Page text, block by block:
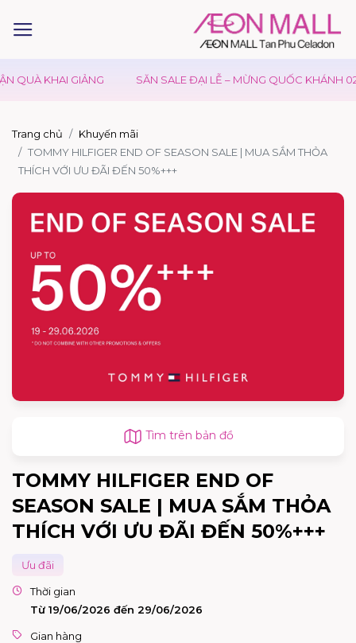
QUÀ KHAI GIẢNG SĂN SALE ĐẠI LỄ – MỪNG QUỐC KHÁNH 02/
Trang chủ
Khuyến mãi
TOMMY HILFIGER END OF SEASON SALE | MUA SẮM THỎA
THÍCH VỚI ƯU ĐÃI ĐẾN 50%+++
Tìm trên bản đồ
TOMMY HILFIGER END OF
SEASON SALE | MUA SẮM THỎA
THÍCH VỚI ƯU ĐÃI ĐẾN 50%+++
Ưu đãi
Thời gian
Từ 19/06/2026 đến 29/06/2026
Gian hàng